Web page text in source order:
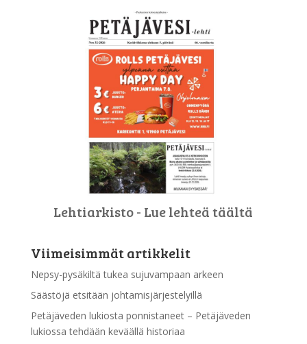
Lehtiarkisto - Lue lehteä täältä
Viimeisimmät artikkelit
Nepsy-pysäkiltä tukea sujuvampaan arkeen
Säästöjä etsitään johtamisjärjestelyillä
Petäjäveden lukiosta ponnistaneet – Petäjäveden
lukiossa tehdään keväällä historiaa